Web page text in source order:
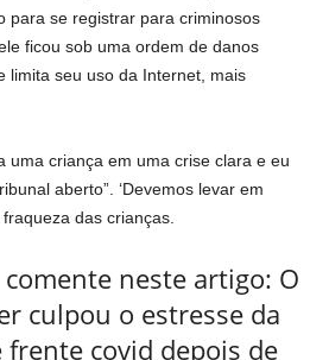
para se registrar para criminosos
ficou sob uma ordem de danos
limita seu uso da Internet, mais
uma criança em uma crise clara e eu
aberto”. ‘Devemos levar em
das crianças.
neste artigo: O
culpou o estresse da
covid depois de